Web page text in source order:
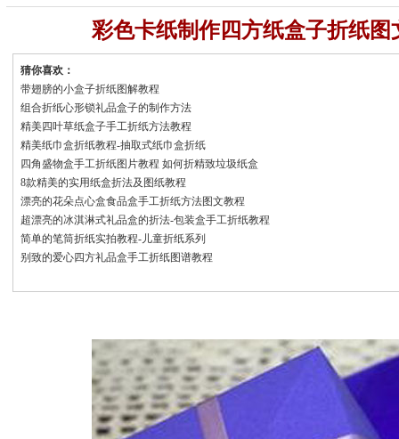
彩色卡纸制作四方纸盒子折纸图
猜你喜欢：
带翅膀的小盒子折纸图解教程
组合折纸心形锁礼品盒子的制作方法
精美四叶草纸盒子手工折纸方法教程
精美纸巾盒折纸教程-抽取式纸巾盒折纸
四角盛物盒手工折纸图片教程 如何折精致垃圾纸盒
8款精美的实用纸盒折法及图纸教程
漂亮的花朵点心盒食品盒手工折纸方法图文教程
超漂亮的冰淇淋式礼品盒的折法-包装盒手工折纸教程
简单的笔筒折纸实拍教程-儿童折纸系列
别致的爱心四方礼品盒手工折纸图谱教程